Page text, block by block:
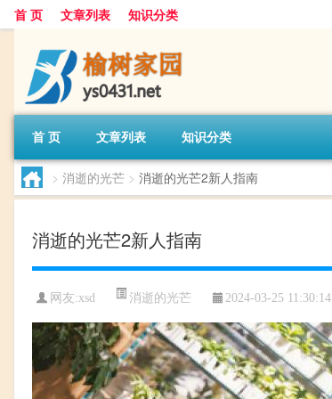
首 页 文章列表 知识分类
首 页 文章列表 知识分类
> 消逝的光芒 > 消逝的光芒2新人指南
消逝的光芒2新人指南
网友:xsd 消逝的光芒 2024-03-25 11:30:14